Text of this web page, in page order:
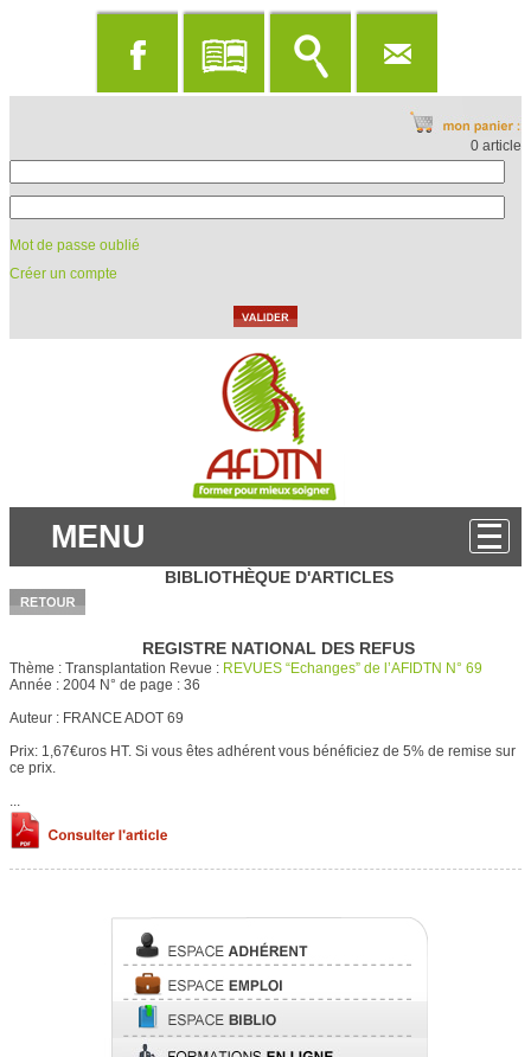
0 article
Mot de passe oublié
Créer un compte
MENU
BIBLIOTHÈQUE D'ARTICLES
REGISTRE NATIONAL DES REFUS
Thème : Transplantation Revue : REVUES “Echanges” de l’AFIDTN N° 69
Année : 2004 N° de page : 36
Auteur : FRANCE ADOT 69
Prix: 1,67€uros HT. Si vous êtes adhérent vous bénéficiez de 5% de remise sur
ce prix.
...